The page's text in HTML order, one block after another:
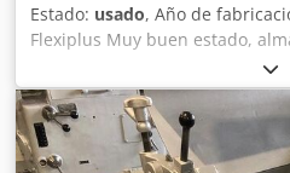
Estado: usado, Año de
Flexiplus Muy buen estado,
de funcionamiento Año 2007
mm Capacidad de corte: Hasta
Hjrf